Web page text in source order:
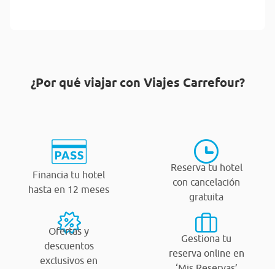
¿Por qué viajar con Viajes Carrefour?
Financia tu hotel
hasta en 12 meses
Reserva tu hotel
con cancelación
gratuita
Ofertas y
descuentos
exclusivos en
Gestiona tu
reserva online en